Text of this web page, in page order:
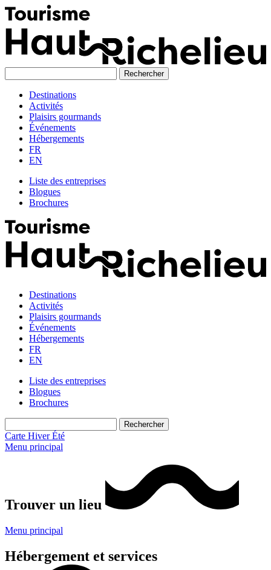
Skip
to
content
Destinations
Activités
Plaisirs gourmands
Événements
Hébergements
FR
EN
Liste des entreprises
Blogues
Brochures
Destinations
Activités
Plaisirs gourmands
Événements
Hébergements
FR
EN
Liste des entreprises
Blogues
Brochures
Carte Hiver Été
Menu principal
Trouver un lieu
Menu principal
Hébergement et services